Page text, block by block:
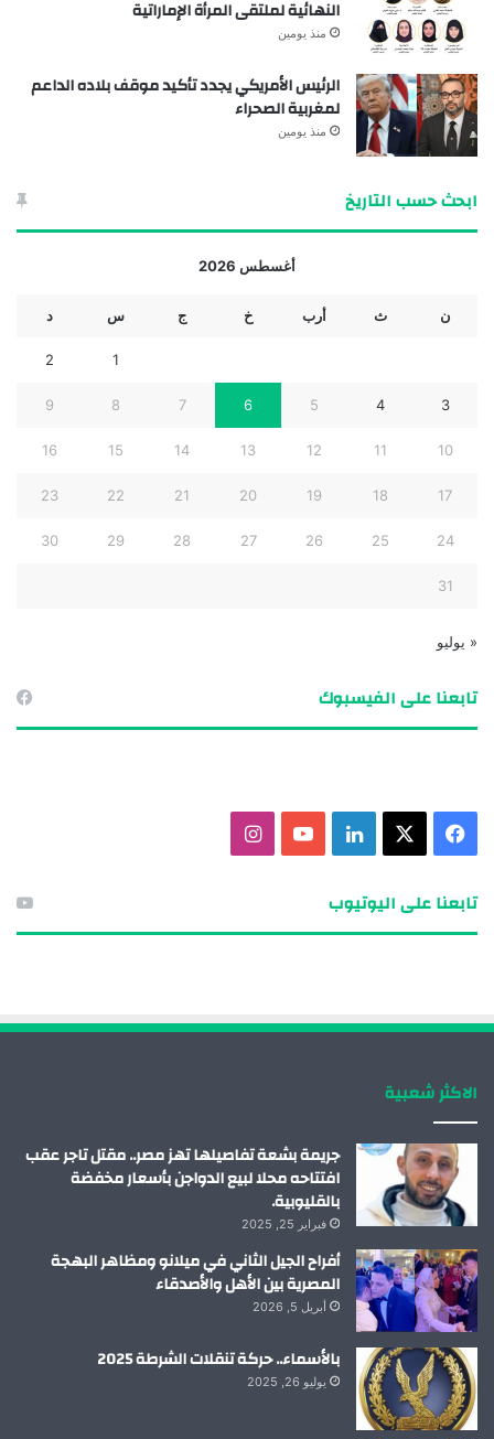
النهائية لملتقى المرأة الإماراتية
منذ يومين
الرئيس الأمريكي يجدد تأكيد موقف بلاده الداعم
لمغربية الصحراء
منذ يومين
ابحث حسب التاريخ
أغسطس 2026
ن ث أرب خ ج س د
1
2
3
4
5
6
7
8
9
10
11
12
13
14
15
16
17
18
19
20
21
22
23
24
25
26
27
28
29
30
31
« يوليو
تابعنا على الفيسبوك
تابعنا على اليوتيوب
الاكثر شعبية
جريمة بشعة تفاصيلها تهز مصر.. مقتل تاجر عقب
افتتاحه محلا لبيع الدواجن بأسعار مخفضة
بالقليوبية.
فبراير 25, 2025
أفراح الجيل الثاني في ميلانو ومظاهر البهجة
المصرية بين الأهل والأصدقاء
أبريل 5, 2026
بالأسماء.. حركة تنقلات الشرطة 2025
يوليو 26, 2025